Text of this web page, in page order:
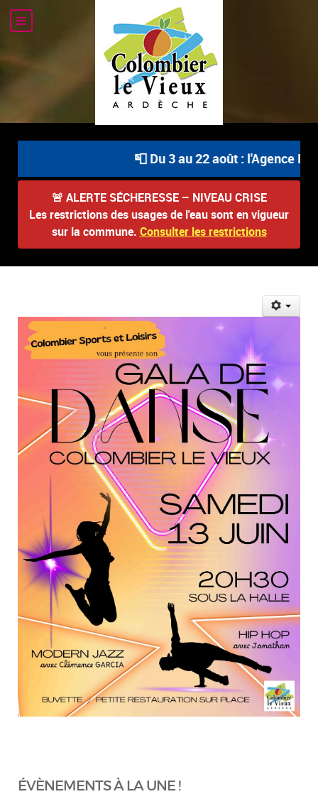
📮 Du 3 au 22 août : l'Agence
🚨 ALERTE SÉCHERESSE – NIVEAU CRISE
Les restrictions des usages de l'eau sont en vigueur
sur la commune. Consulter les restrictions
ÉVÈNEMENTS À LA UNE !